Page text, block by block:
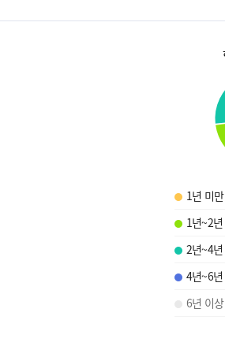
1년 미만
1년~2
2년~4
4년~6
6년 이상